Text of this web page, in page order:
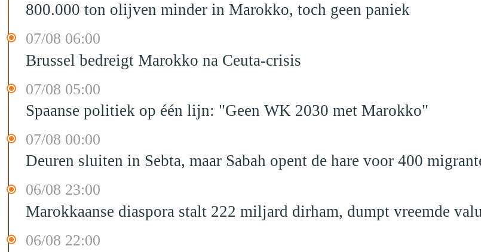
800.000 ton olijven minder in Marokko, toch geen paniek
07/08 06:00
Brussel bedreigt Marokko na Ceuta-crisis
07/08 05:00
Spaanse politiek op één lijn: "Geen WK 2030 met Marokko"
07/08 00:00
Deuren sluiten in Sebta, maar Sabah opent de hare voor 400
06/08 23:00
Marokkaanse diaspora stalt 222 miljard dirham, dumpt vreemde
06/08 22:00